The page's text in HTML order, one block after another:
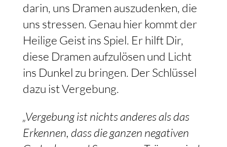
darin, uns Dramen auszudenken, die
uns stressen. Genau hier kommt der
Heilige Geist ins Spiel. Er hilft Dir,
diese Dramen aufzulösen und Licht
ins Dunkel zu bringen. Der Schlüssel
dazu ist Vergebung.
„Vergebung ist nichts anderes als das
Erkennen, dass die ganzen negativen